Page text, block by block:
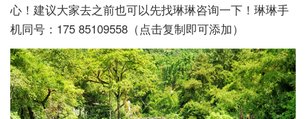
心！建议大家去之前也可以先找琳琳咨询一下！琳琳手
机同号：175 85109558（点击复制即可添加）